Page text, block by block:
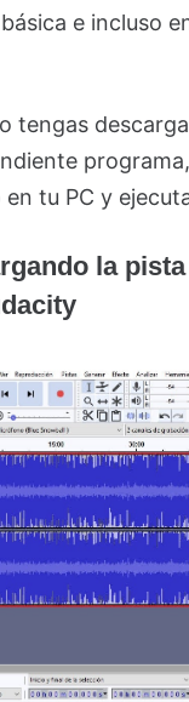
e incluso
tengas
en tu PC y
la